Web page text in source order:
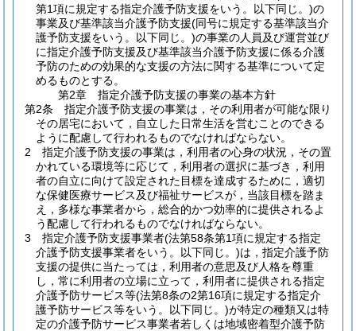
第1項に規定する指定介護予防支援をいう。以下同じ。)の
事業及び基準該当介護予防支援(同号に規定する基準該当介
護予防支援をいう。以下同じ。)の事業の人員及び運営並び
に指定介護予防支援及び基準該当介護予防支援に係る介護
予防のための効果的な支援の方法に関する基準について定
めるものとする。
第2章
指定介護予防支援の事業の基本方針
第2条
指定介護予防支援の事業は，その利用者が可能な限り
その居宅において，自立した日常生活を営むことのできる
ように配慮して行われるものでなければならない。
2
指定介護予防支援の事業は，利用者の心身の状況，その置
かれている環境等に応じて，利用者の選択に基づき，利用
者の自立に向けて設定された目標を達成するために，適切
な保健医療サービス及び福祉サービスが，当該目標を踏ま
え，多様な事業者から，総合的かつ効率的に提供されるよ
う配慮して行われるものでなければならない。
3
指定介護予防支援事業者(法第58条第1項に規定する指定
介護予防支援事業者をいう。以下同じ。)は，指定介護予防
支援の提供に当たっては，利用者の意思及び人格を尊重
し，常に利用者の立場に立って，利用者に提供される指定
介護予防サービス等(法第8条の2第16項に規定する指定介
護予防サービス等をいう。以下同じ。)が特定の種類又は特
定の介護予防サービス事業者若しくは地域密着型介護予防